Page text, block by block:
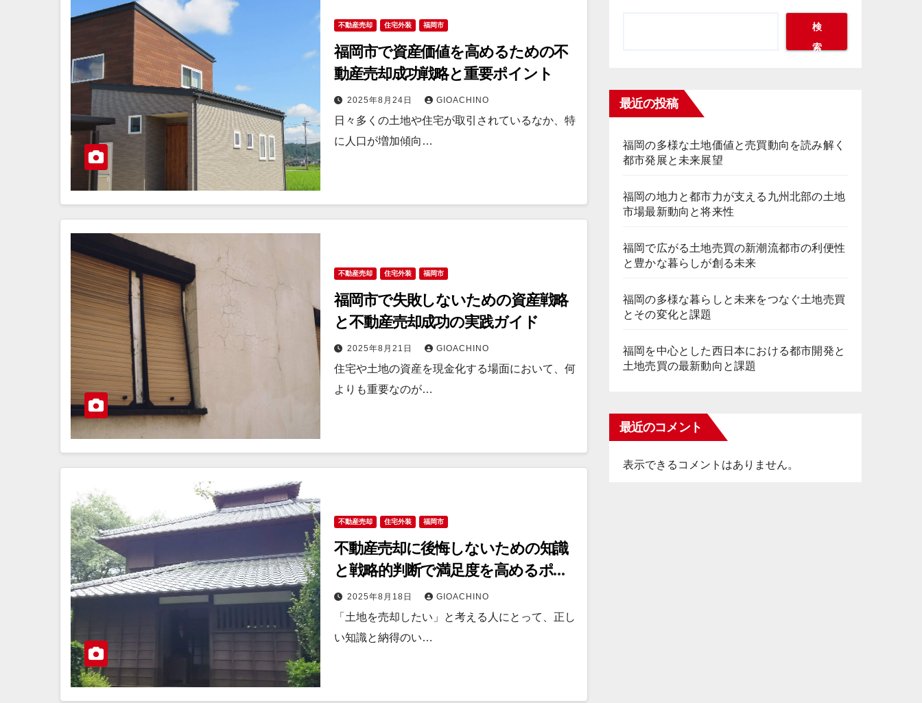
不動産売却 住宅外装 福岡市
福岡市で資産価値を高めるための不
動産売却成功戦略と重要ポイント
2025年8月24日 GIOACHINO
日々多くの土地や住宅が取引されているなか、特
に人口が増加傾向…
不動産売却 住宅外装 福岡市
福岡市で失敗しないための資産戦略
と不動産売却成功の実践ガイド
2025年8月21日 GIOACHINO
住宅や土地の資産を現金化する場面において、何
よりも重要なのが…
不動産売却 住宅外装 福岡市
不動産売却に後悔しないための知識
と戦略的判断で満足度を高めるポイ
ント
2025年8月18日 GIOACHINO
「土地を売却したい」と考える人にとって、正し
い知識と納得のい…
検
索
最近の投稿
福岡の多様な土地価値と売買動向を読み解く
都市発展と未来展望
福岡の地力と都市力が支える九州北部の土地
市場最新動向と将来性
福岡で広がる土地売買の新潮流都市の利便性
と豊かな暮らしが創る未来
福岡の多様な暮らしと未来をつなぐ土地売買
とその変化と課題
福岡を中心とした西日本における都市開発と
土地売買の最新動向と課題
最近のコメント
表示できるコメントはありません。